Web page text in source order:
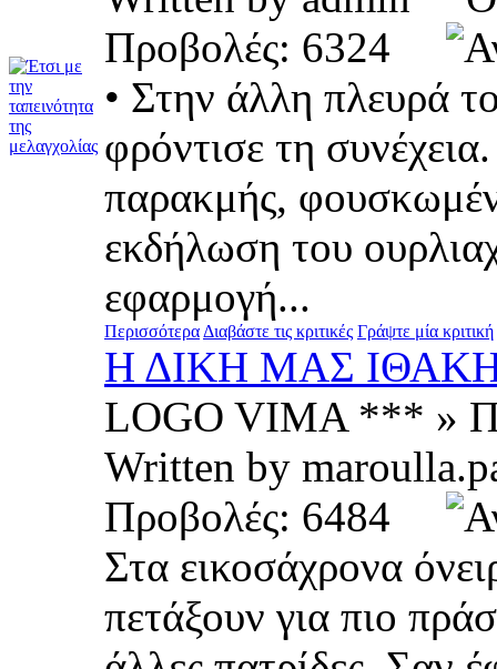
Προβολές: 6324
• Στην άλλη πλευρά
φρόντισε τη
παρακμής,
εκδήλωση του
εφαρμογή...
Περισσότερα Διαβάστε τις κριτικές Γράψτε μία κριτική
Η ΔΙΚΗ ΜΑΣ
LOGO VIMA *** »
Written by
Προβολές: 6484
Στα εικοσάχρονα
πετάξουν για πιο